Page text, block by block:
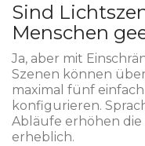
Sind
Menschen
Ja, aber mit
Szenen können
maximal fünf
konfigurieren.
Abläufe erhöhen
erheblich.